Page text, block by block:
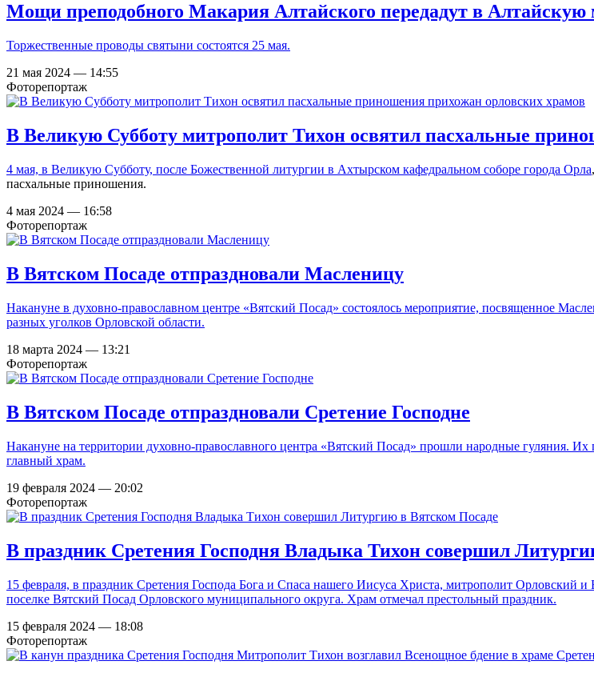
Мощи преподобного Макария Алтайского передадут в
Торжественные проводы святыни состоятся 25 мая.
21 мая 2024 — 14:55
Фоторепортаж
В Великую Субботу митрополит Тихон освятил пасхальные
4 мая, в Великую Субботу, после Божественной литургии в Ахтырском кафедральном соборе города Орла
пасхальные приношения.
4 мая 2024 — 16:58
Фоторепортаж
В Вятском Посаде отпраздновали Масленицу
Накануне в духовно-православном центре «Вятский Посад» состоялось мероприятие, посвященное
разных уголков Орловской области.
18 марта 2024 — 13:21
Фоторепортаж
В Вятском Посаде отпраздновали Сретение Господне
Накануне на территории духовно-православного центра «Вятский Посад» прошли народные гуляния.
главный храм.
19 февраля 2024 — 20:02
Фоторепортаж
В праздник Сретения Господня Владыка Тихон совершил
15 февраля, в праздник Сретения Господа Бога и Спаса нашего Иисуса Христа, митрополит
поселке Вятский Посад Орловского муниципального округа. Храм отмечал престольный праздник.
15 февраля 2024 — 18:08
Фоторепортаж